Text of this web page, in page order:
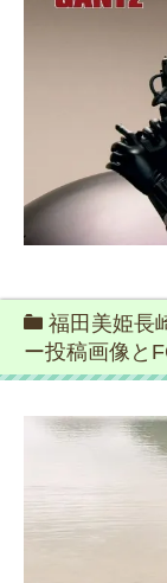
福田美姫長
ー投稿画像と